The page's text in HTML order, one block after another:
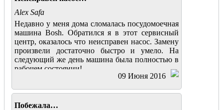
Alex Safa
Недавно у меня дома сломалась посудомоечная
машина Bosh. Обратился я в этот сервисный
центр, оказалось что неисправен насос. Замену
произвели достаточно быстро и умело. На
следующий же день машина была полностью в
рабочем состоянии!
09 Июня 2016
Побежала…